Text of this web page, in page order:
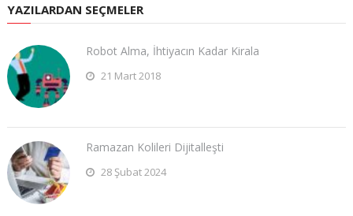
YAZILARDAN SEÇMELER
Robot Alma, İhtiyacın Kadar Kirala
21 Mart 2018
Ramazan Kolileri Dijitalleşti
28 Şubat 2024